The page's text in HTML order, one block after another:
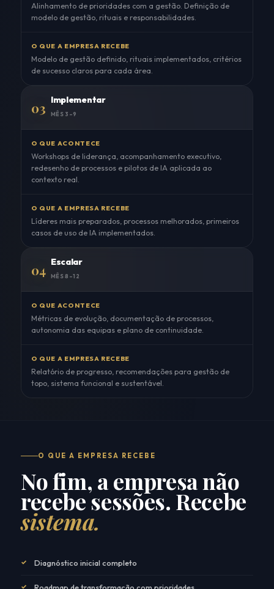
Alinhamento de prioridades com a gestão. Definição de
modelo de gestão, rituais e responsabilidades.
O QUE A EMPRESA RECEBE
Modelo de gestão definido, rituais implementados, critérios
de sucesso claros para cada área.
03 Implementar
MÊS 3–9
O QUE ACONTECE
Workshops de liderança, acompanhamento executivo,
redesenho de processos e pilotos de IA aplicada ao
contexto real.
O QUE A EMPRESA RECEBE
Líderes mais preparados, processos melhorados, primeiros
casos de uso de IA implementados.
04 Escalar
MÊS 8–12
O QUE ACONTECE
Métricas de evolução, documentação de processos,
autonomia das equipas e plano de continuidade.
O QUE A EMPRESA RECEBE
Relatório de progresso, recomendações para gestão de
topo, sistema funcional e sustentável.
O QUE A EMPRESA RECEBE
No fim, a empresa não
recebe sessões. Recebe
sistema.
✓ Diagnóstico inicial completo
✓ Roadmap de transformação com prioridades